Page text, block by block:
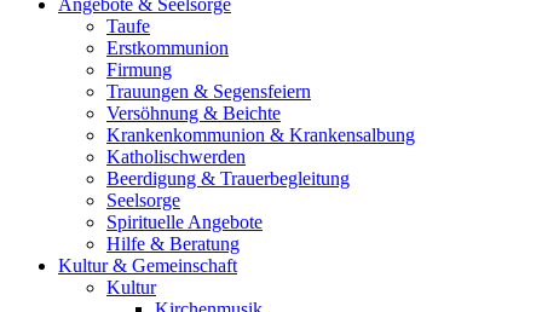
Angebote & Seelsorge
Taufe
Erstkommunion
Firmung
Trauungen & Segensfeiern
Versöhnung & Beichte
Krankenkommunion & Krankensalbung
Katholischwerden
Beerdigung & Trauerbegleitung
Seelsorge
Spirituelle Angebote
Hilfe & Beratung
Kultur & Gemeinschaft
Kultur